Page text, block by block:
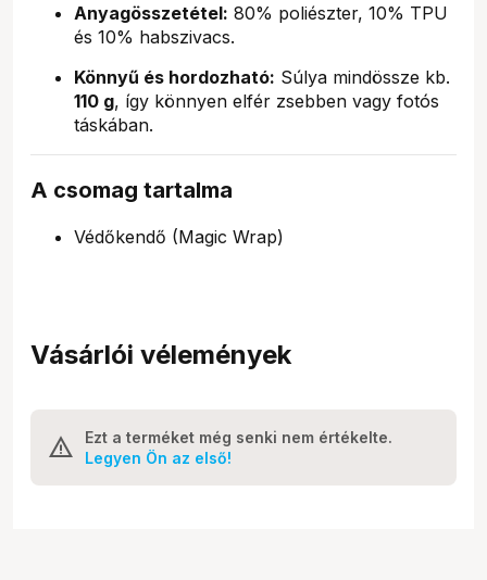
Anyagösszetétel: 80% poliészter, 10% TPU
és 10% habszivacs.
Könnyű és hordozható: Súlya mindössze kb.
110 g, így könnyen elfér zsebben vagy fotós
táskában.
A csomag tartalma
Védőkendő (Magic Wrap)
Vásárlói vélemények
Ezt a terméket még senki nem értékelte.
Legyen Ön az első!